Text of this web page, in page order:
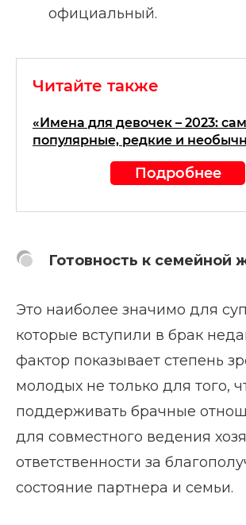
официальный.
Читайте также
«Имена для девочек – 2023:
популярные, редкие и
Подробнее
Готовность к семейной
Это наиболее значимо для
которые вступили в брак
фактор показывает степень
молодых не только для того,
поддерживать брачные
для совместного ведения
ответственности за
состояние партнера и семьи.